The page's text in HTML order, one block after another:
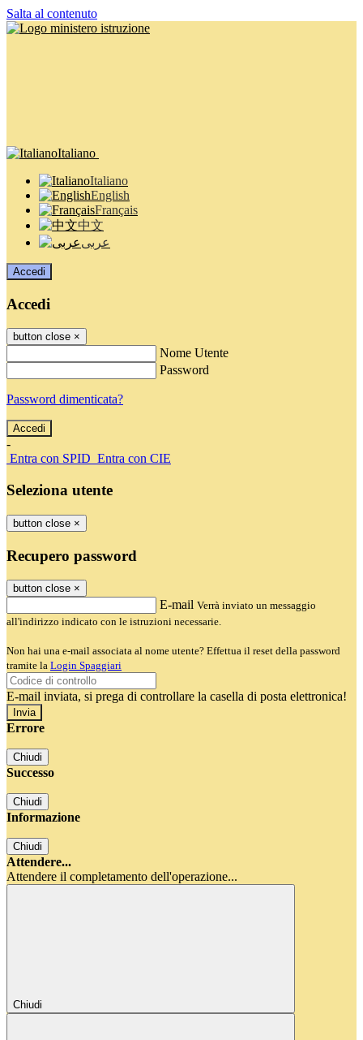
Salta al contenuto
Italiano
Italiano
English
Français
中文
عربى
Accedi
Accedi
button close ×
Nome Utente
Password
Password dimenticata?
-
Entra con SPID Entra con CIE
Seleziona utente
button close ×
Recupero password
button close ×
E-mail Verrà inviato un messaggio
all'indirizzo indicato con le istruzioni necessarie.
Non hai una e-mail associata al nome utente? Effettua il reset della password
tramite la Login Spaggiari
E-mail inviata, si prega di controllare la casella di posta elettronica!
Errore
Chiudi
Successo
Chiudi
Informazione
Chiudi
Attendere...
Attendere il completamento dell'operazione...
Chiudi